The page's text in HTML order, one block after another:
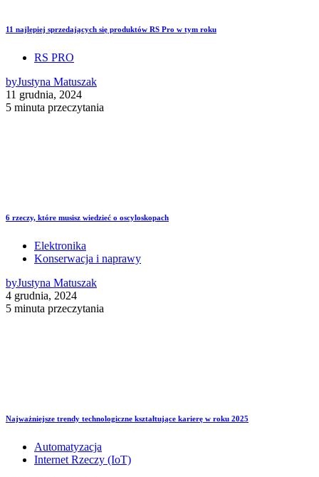
11 najlepiej sprzedających się produktów RS Pro w tym roku
RS PRO
byJustyna Matuszak
11 grudnia, 2024
5 minuta przeczytania
6 rzeczy, które musisz wiedzieć o oscyloskopach
Elektronika
Konserwacja i naprawy
byJustyna Matuszak
4 grudnia, 2024
5 minuta przeczytania
Najważniejsze trendy technologiczne kształtujące karierę w roku 2025
Automatyzacja
Internet Rzeczy (IoT)